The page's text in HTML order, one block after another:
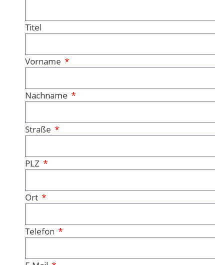
Titel
Vorname
Nachname
Straße
PLZ
Ort
Telefon